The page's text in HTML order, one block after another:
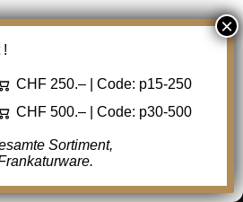
Ablehnen
Sitzende Helvetia,
!
CHF 250.– | Code: p15-250
CHF 500.– | Code: p30-500
Sortiment,